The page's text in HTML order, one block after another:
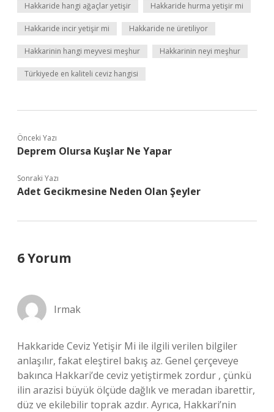
Hakkaride hangi ağaçlar yetişir Hakkaride hurma yetişir mi
Hakkaride incir yetişir mi Hakkaride ne üretiliyor
Hakkarinin hangi meyvesi meşhur Hakkarinin neyi meşhur
Türkiyede en kaliteli ceviz hangisi
Önceki Yazı
Deprem Olursa Kuşlar Ne Yapar
Sonraki Yazı
Adet Gecikmesine Neden Olan Şeyler
6 Yorum
Irmak
Hakkaride Ceviz Yetişir Mi ile ilgili verilen bilgiler
anlaşılır, fakat eleştirel bakış az. Genel çerçeveye
bakınca Hakkari’de ceviz yetiştirmek zordur , çünkü
ilin arazisi büyük ölçüde dağlık ve meradan ibarettir,
düz ve ekilebilir toprak azdır. Ayrıca, Hakkari’nin